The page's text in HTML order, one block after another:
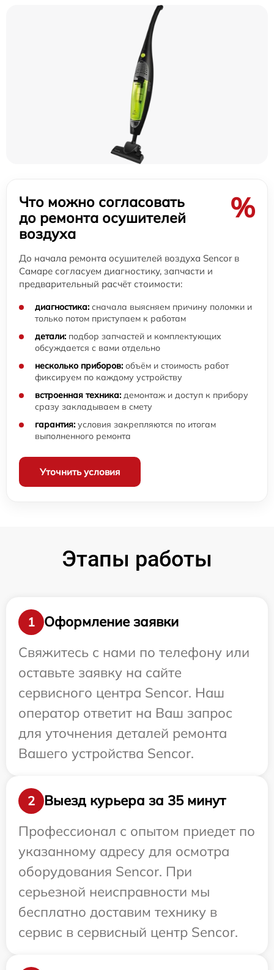
Что можно согласовать
до ремонта осушителей
воздуха
%
До начала ремонта осушителей воздуха Sencor в
Самаре согласуем диагностику, запчасти и
предварительный расчёт стоимости:
диагностика: сначала выясняем причину поломки и
только потом приступаем к работам
детали: подбор запчастей и комплектующих
обсуждается с вами отдельно
несколько приборов: объём и стоимость работ
фиксируем по каждому устройству
встроенная техника: демонтаж и доступ к прибору
сразу закладываем в смету
гарантия: условия закрепляются по итогам
выполненного ремонта
Уточнить условия
Этапы работы
1
Оформление заявки
Свяжитесь с нами по телефону или
оставьте заявку на сайте
сервисного центра Sencor. Наш
оператор ответит на Ваш запрос
для уточнения деталей ремонта
Вашего устройства Sencor.
2
Выезд курьера за 35 минут
Профессионал с опытом приедет по
указанному адресу для осмотра
оборудования Sencor. При
серьезной неисправности мы
бесплатно доставим технику в
сервис в сервисный центр Sencor.